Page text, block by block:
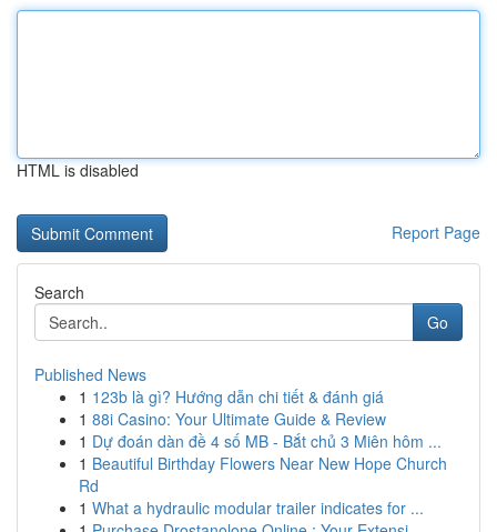
HTML is disabled
Report Page
Search
Go
Published News
1 123b là gì? Hướng dẫn chi tiết & đánh giá
1 88i Casino: Your Ultimate Guide & Review
1 Dự đoán dàn đề 4 số MB - Bắt chủ 3 Miên hôm ...
1 Beautiful Birthday Flowers Near New Hope Church
Rd
1 What a hydraulic modular trailer indicates for ...